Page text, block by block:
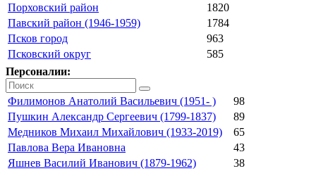
Порховский район
1820
Павский район (1946-1959)
1784
Псков город
963
Псковский округ
585
Персоналии:
Филимонов Анатолий Васильевич (1951- )
98
Пушкин Александр Сергеевич (1799-1837)
89
Медников Михаил Михайлович (1933-2019)
65
Павлова Вера Ивановна
43
Яшнев Василий Иванович (1879-1962)
38